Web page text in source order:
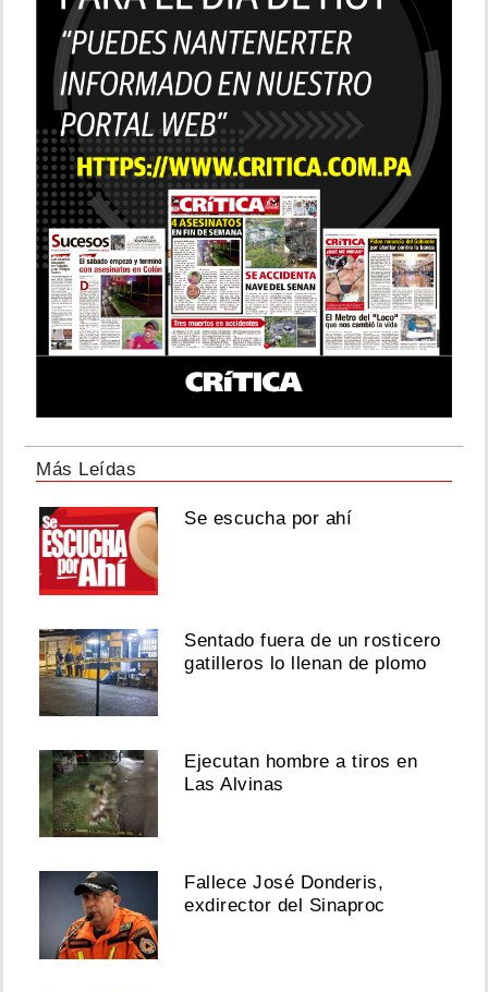
Más Leídas
Se escucha por ahí
Sentado fuera de un rosticero
gatilleros lo llenan de plomo
Ejecutan hombre a tiros en
Las Alvinas
Fallece José Donderis,
exdirector del Sinaproc